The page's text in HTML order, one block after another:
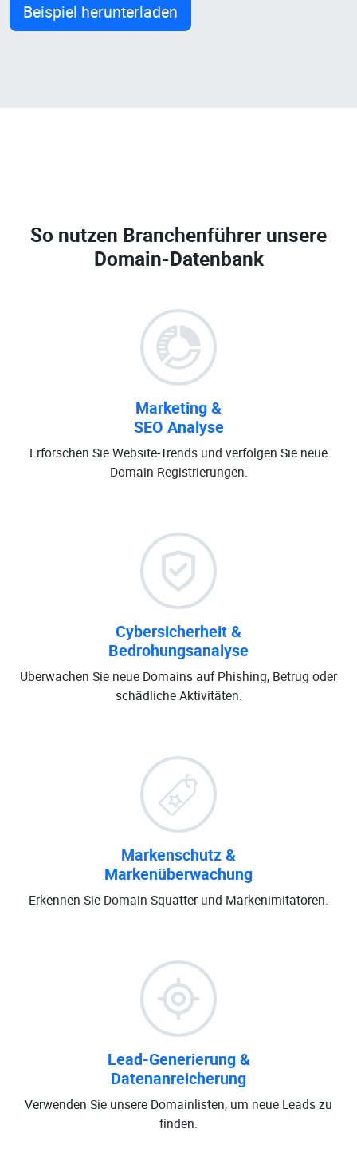
Beispiel herunterladen
So nutzen Branchenführer unsere
Domain-Datenbank
Marketing &
SEO Analyse
Erforschen Sie Website-Trends und verfolgen Sie neue
Domain-Registrierungen.
Cybersicherheit &
Bedrohungsanalyse
Überwachen Sie neue Domains auf Phishing, Betrug oder
schädliche Aktivitäten.
Markenschutz &
Markenüberwachung
Erkennen Sie Domain-Squatter und Markenimitatoren.
Lead-Generierung &
Datenanreicherung
Verwenden Sie unsere Domainlisten, um neue Leads zu
finden.